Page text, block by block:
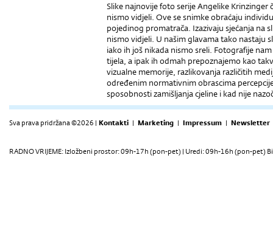
Slike najnovije foto serije Angelike
nismo vidjeli. Ove se snimke obraćaju
pojedinog promatrača. Izazivaju sjećanja na
nismo vidjeli. U našim glavama tako nastaju
iako ih još nikada nismo sreli. Fotografije
tijela, a ipak ih odmah prepoznajemo kao
vizualne memorije, razlikovanja različitih
određenim normativnim obrascima
sposobnosti zamišljanja cjeline i kad nije
Sva prava pridržana ©2026 | Kontakti | Marketing | Impressum | Newsletter
RADNO VRIJEME: Izložbeni prostor: 09h-17h (pon-pet) | Uredi: 09h-16h (pon-pet)